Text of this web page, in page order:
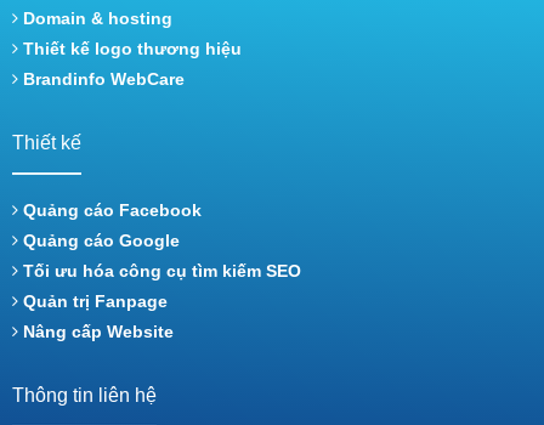
Domain & hosting
Thiết kế logo thương hiệu
Brandinfo WebCare
Thiết kế
Quảng cáo Facebook
Quảng cáo Google
Tối ưu hóa công cụ tìm kiếm SEO
Quản trị Fanpage
Nâng cấp Website
Thông tin liên hệ